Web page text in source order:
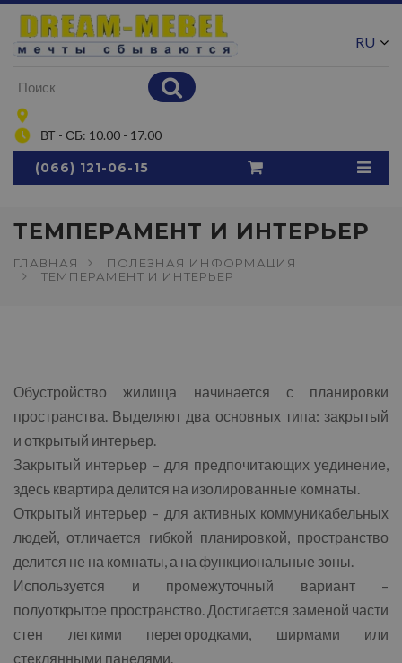
ВТ - СБ: 10.00 - 17.00
RU
(066) 121-06-15
ТЕМПЕРАМЕНТ И ИНТЕРЬЕР
ГЛАВНАЯ
ПОЛЕЗНАЯ ИНФОРМАЦИЯ
ТЕМПЕРАМЕНТ И ИНТЕРЬЕР
Обустройство жилища начинается с планировки
пространства. Выделяют два основных типа: закрытый
и открытый интерьер.
Закрытый интерьер – для предпочитающих уединение,
здесь квартира делится на изолированные комнаты.
Открытый интерьер – для активных коммуникабельных
людей, отличается гибкой планировкой, пространство
делится не на комнаты, а на функциональные зоны.
Используется и промежуточный вариант –
полуоткрытое пространство. Достигается заменой части
стен легкими перегородками, ширмами или
стеклянными панелями.